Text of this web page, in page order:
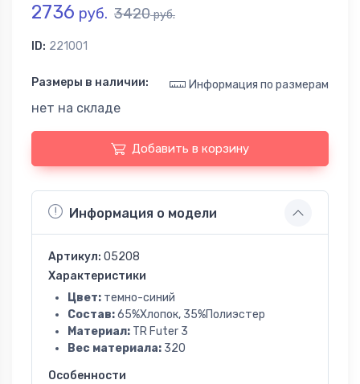
2736 руб. 3420руб.
ID: 221001
Размеры в наличии: Информация по размерам
нет на складе
Добавить в корзину
Информация о модели
Артикул: 05208
Характеристики
Цвет: темно-синий
Состав:65%Хлопок, 35%Полиэстер
Материал: TR Futer 3
Вес материала: 320
Особенности